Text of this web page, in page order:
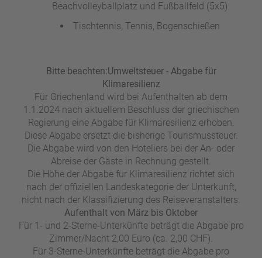
Beachvolleyballplatz und Fußballfeld (5x5)
Tischtennis, Tennis, Bogenschießen
Bitte beachten:Umweltsteuer - Abgabe für
Klimaresilienz
Für Griechenland wird bei Aufenthalten ab dem
1.1.2024 nach aktuellem Beschluss der griechischen
Regierung eine Abgabe für Klimaresilienz erhoben.
Diese Abgabe ersetzt die bisherige Tourismussteuer.
Die Abgabe wird von den Hoteliers bei der An- oder
Abreise der Gäste in Rechnung gestellt.
Die Höhe der Abgabe für Klimaresilienz richtet sich
nach der offiziellen Landeskategorie der Unterkunft,
nicht nach der Klassifizierung des Reiseveranstalters.
Aufenthalt von März bis Oktober
Für 1- und 2-Sterne-Unterkünfte beträgt die Abgabe pro
Zimmer/Nacht 2,00 Euro (ca. 2,00 CHF).
Für 3-Sterne-Unterkünfte beträgt die Abgabe pro